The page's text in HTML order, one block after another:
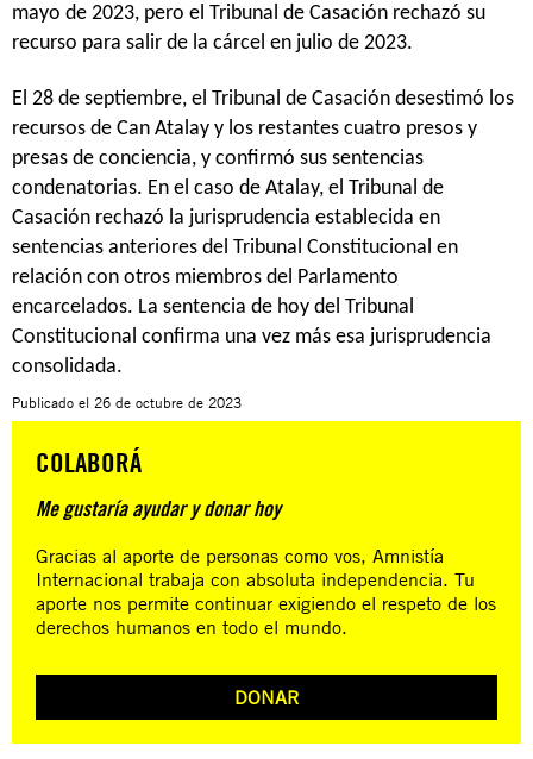
mayo de 2023, pero el Tribunal de Casación rechazó su
recurso para salir de la cárcel en julio de 2023.
El 28 de septiembre, el Tribunal de Casación desestimó los
recursos de Can Atalay y los restantes cuatro presos y
presas de conciencia, y confirmó sus sentencias
condenatorias. En el caso de Atalay, el Tribunal de
Casación rechazó la jurisprudencia establecida en
sentencias anteriores del Tribunal Constitucional en
relación con otros miembros del Parlamento
encarcelados. La sentencia de hoy del Tribunal
Constitucional confirma una vez más esa jurisprudencia
consolidada.
Publicado el 26 de octubre de 2023
COLABORÁ
Me gustaría ayudar y donar hoy
Gracias al aporte de personas como vos, Amnistía
Internacional trabaja con absoluta independencia. Tu
aporte nos permite continuar exigiendo el respeto de los
derechos humanos en todo el mundo.
DONAR